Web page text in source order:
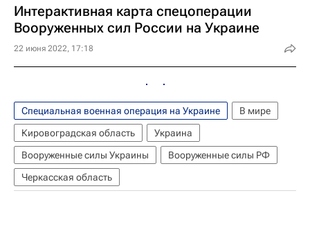
Интерактивная карта спецоперации
Вооруженных сил России на Украине
22 июня 2022, 17:18
Специальная военная операция на Украине
В мире
Кировоградская область
Украина
Вооруженные силы Украины
Вооруженные силы РФ
Черкасская область